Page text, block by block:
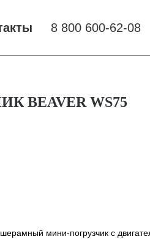
8 800 600-62-08
BEAVER WS75
мини-погрузчик с